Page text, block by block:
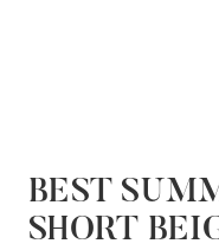
BEST
SHORT